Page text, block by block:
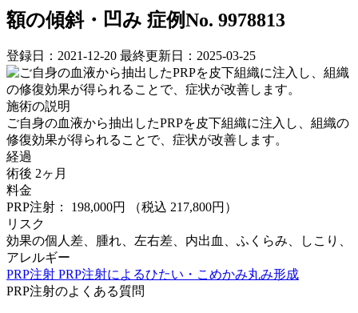
額の傾斜・凹み 症例No. 9978813
登録日：2021-12-20 最終更新日：2025-03-25
施術の説明
ご自身の血液から抽出したPRPを皮下組織に注入し、組織の
修復効果が得られることで、症状が改善します。
経過
術後 2ヶ月
料金
PRP注射： 198,000円
（税込 217,800円）
リスク
効果の個人差、腫れ、左右差、内出血、ふくらみ、しこり、
アレルギー
PRP注射 PRP注射によるひたい・こめかみ丸み形成
PRP注射のよくある質問